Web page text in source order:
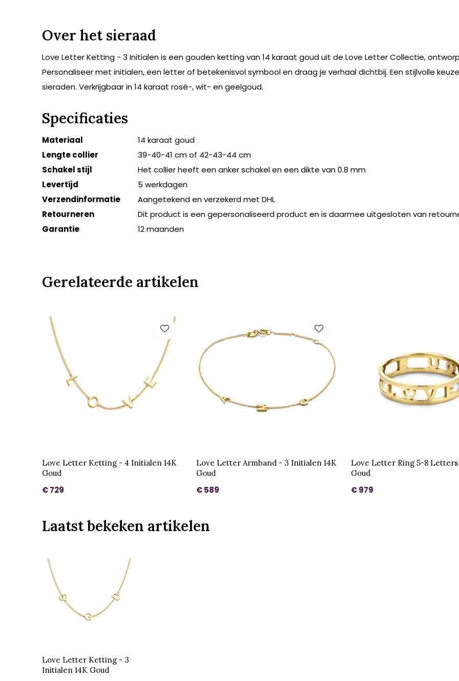
Over het sieraad
Love Letter Ketting - 3 Initialen is een gouden ketting van 14 karaat goud uit de Love Letter Collectie,
Personaliseer met initialen, een letter of betekenisvol symbool en draag je verhaal dichtbij. Een stijlvolle
sieraden. Verkrijgbaar in 14 karaat rosé-, wit- en geelgoud.
Specificaties
Materiaal
14 karaat goud
Lengte collier
39-40-41 cm of 42-43-44 cm
Schakel stijl
Het collier heeft een anker schakel en een dikte van 0.8 mm
Levertijd
5 werkdagen
Verzendinformatie
Aangetekend en verzekerd met DHL
Retourneren
Dit product is een gepersonaliseerd product en is daarmee uitgesloten van
Garantie
12 maanden
Gerelateerde artikelen
Love Letter Ketting - 4 Initialen 14K
Goud
€ 729
Love Letter Armband - 3 Initialen 14K
Goud
€ 589
Love Letter Ring 5-8 Letters
Goud
€ 979
Laatst bekeken artikelen
Love Letter Ketting - 3
Initialen 14K Goud